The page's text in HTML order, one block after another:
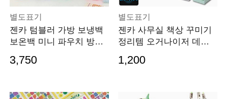
별도표기
젠카 텀블러 가방 보냉백
보온백 미니 파우치 방수
3,750
별도표기
젠카 사무실 책상 꾸미기
정리템 오거나이저 데스
1,200